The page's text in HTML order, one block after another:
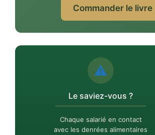
Commander le livre
⚠️
Le saviez-vous ?
Chaque salarié en contact
avec les denrées alimentaires